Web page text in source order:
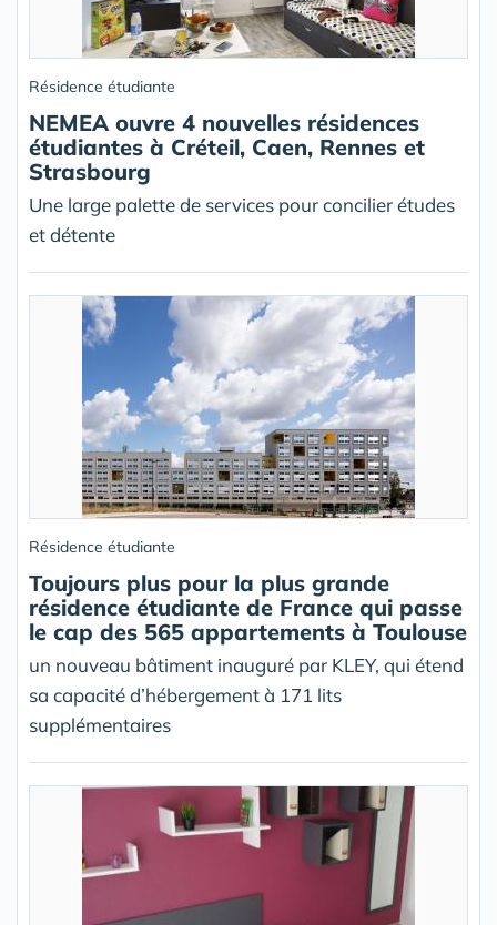
Résidence étudiante
NEMEA ouvre 4 nouvelles résidences
étudiantes à Créteil, Caen, Rennes et
Strasbourg
Une large palette de services pour concilier études
et détente
Résidence étudiante
Toujours plus pour la plus grande
résidence étudiante de France qui passe
le cap des 565 appartements à Toulouse
un nouveau bâtiment inauguré par KLEY, qui étend
sa capacité d’hébergement à 171 lits
supplémentaires